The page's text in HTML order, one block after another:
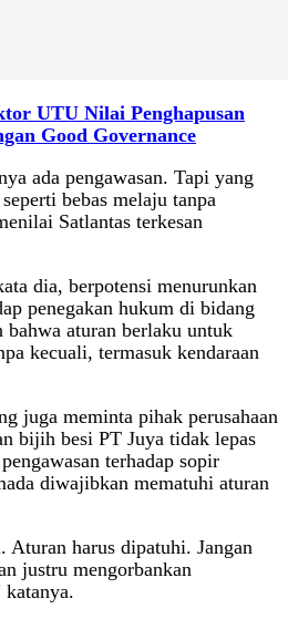
UTU Nilai Penghapusan
Good Governance
ada pengawasan. Tapi yang
bebas melaju tanpa
Satlantas terkesan
dia, berpotensi menurunkan
penegakan hukum di bidang
aturan berlaku untuk
kecuali, termasuk kendaraan
juga meminta pihak perusahaan
bijih besi PT Juya tidak lepas
terhadap sopir
diwajibkan mematuhi aturan
Aturan harus dipatuhi. Jangan
justru mengorbankan
katanya.